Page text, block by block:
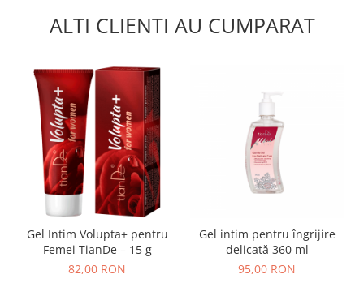
ALTI CLIENTI AU CUMPARAT
Gel Intim Volupta+ pentru
Femei TianDe – 15 g
82,00 RON
Gel intim pentru îngrijire
delicată 360 ml
95,00 RON